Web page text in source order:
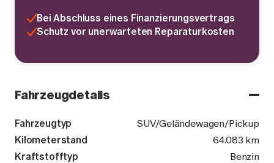
Fahrzeugdetails
Fahrzeugtyp
SUV/Geländewagen/Pickup
Kilometerstand
64.083 km
Kraftstofftyp
Benzin
Bei Abschluss eines Finanzierungsvertrags
Schutz vor unerwarteten Reparaturkosten